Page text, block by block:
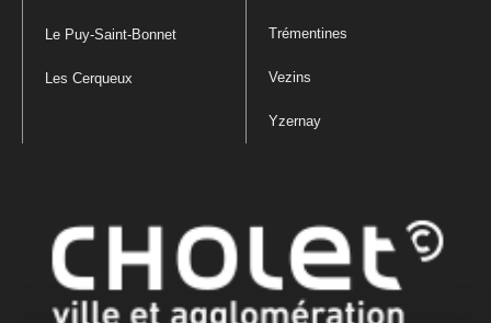
Le Puy-Saint-Bonnet
Les Cerqueux
Trémentines
Vezins
Yzernay